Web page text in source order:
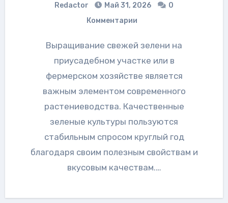
Redactor Май 31, 2026
0
Комментарии
Выращивание свежей зелени на
приусадебном участке или в
фермерском хозяйстве является
важным элементом современного
растениеводства. Качественные
зеленые культуры пользуются
стабильным спросом круглый год
благодаря своим полезным свойствам и
вкусовым качествам.…